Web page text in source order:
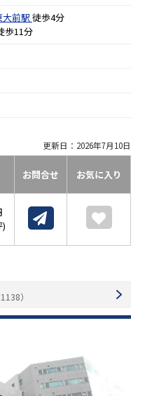
大前駅 徒歩4分
歩11分
更新日：2026年7月10日
お問合せ お気に入り
）